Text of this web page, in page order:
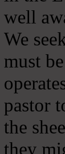
well
We
must
pastor
the
they